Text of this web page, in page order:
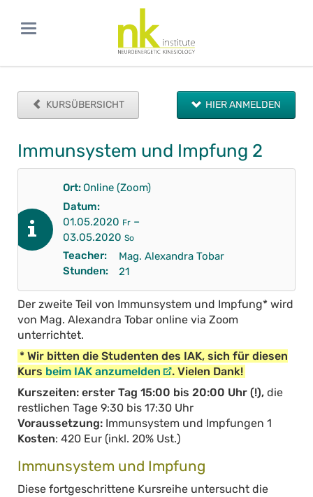
KURSÜBERSICHT HIER ANMELDEN
Immunsystem und Impfung 2
Ort: Online (Zoom)
Datum:
01.05.2020 Fr–
03.05.2020 So
Teacher:
Mag. Alexandra Tobar
Stunden:
21
Der zweite Teil von Immunsystem und Impfung* wird
von Mag. Alexandra Tobar online via Zoom
unterrichtet.
* Wir bitten die Studenten des IAK, sich für diesen
Kurs beim IAK anzumelden
. Vielen Dank!
Kurszeiten: erster Tag 15:00 bis 20:00 Uhr (!),die
restlichen Tage 9:30 bis 17:30 Uhr
Voraussetzung:Immunsystem und Impfungen 1
Kosten: 420 Eur (inkl. 20% Ust.)
Immunsystem und Impfung
Diese fortgeschrittene Kursreihe untersucht die